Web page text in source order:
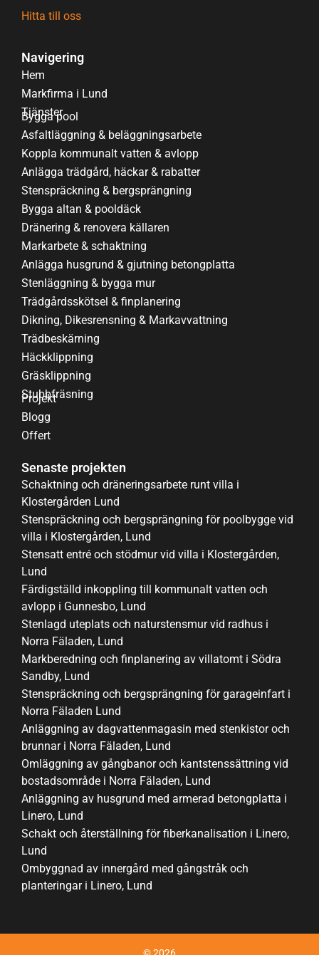
Hitta till oss
Navigering
Hem
Markfirma i Lund
Tjänster
Bygga pool
Asfaltläggning & beläggningsarbete
Koppla kommunalt vatten & avlopp
Anlägga trädgård, häckar & rabatter
Stenspräckning & bergsprängning
Bygga altan & pooldäck
Dränering & renovera källaren
Markarbete & schaktning
Anlägga husgrund & gjutning betongplatta
Stenläggning & bygga mur
Trädgårdsskötsel & finplanering
Dikning, Dikesrensning & Markavvattning
Trädbeskärning
Häckklippning
Gräsklippning
Stubbfräsning
Projekt
Blogg
Offert
Senaste projekten
Schaktning och dräneringsarbete runt villa i
Klostergården Lund
Stenspräckning och bergsprängning för poolbygge vid
villa i Klostergården, Lund
Stensatt entré och stödmur vid villa i Klostergården,
Lund
Färdigställd inkoppling till kommunalt vatten och
avlopp i Gunnesbo, Lund
Stenlagd uteplats och naturstensmur vid radhus i
Norra Fäladen, Lund
Markberedning och finplanering av villatomt i Södra
Sandby, Lund
Stenspräckning och bergsprängning för garageinfart i
Norra Fäladen Lund
Anläggning av dagvattenmagasin med stenkistor och
brunnar i Norra Fäladen, Lund
Omläggning av gångbanor och kantstenssättning vid
bostadsområde i Norra Fäladen, Lund
Anläggning av husgrund med armerad betongplatta i
Linero, Lund
Schakt och återställning för fiberkanalisation i Linero,
Lund
Ombyggnad av innergård med gångstråk och
planteringar i Linero, Lund